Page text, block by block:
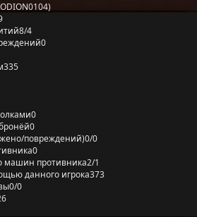
8/4
0
335
0
0
повреждений)0/0
0
машин противника2/1
данного игрока373
0/0